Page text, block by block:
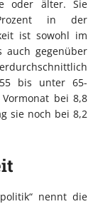
oder älter. Sie
in der
ist sowohl im
auch gegenüber
bis unter 65-
bei 8,8
sie noch bei 8,2
nennt die